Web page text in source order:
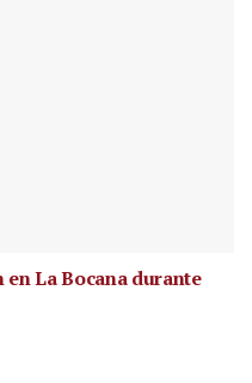
La Bocana durante